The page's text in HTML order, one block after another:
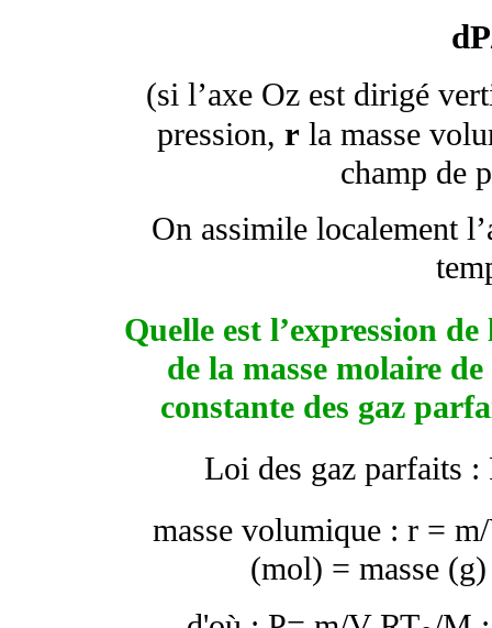
(si l’axe Oz est dirigé
pression, r la masse
champ de
On assimile localement
Quelle est l’expression
de la masse molaire
constante des gaz
Loi des gaz parfaits :
masse volumique : r =
(mol) = masse